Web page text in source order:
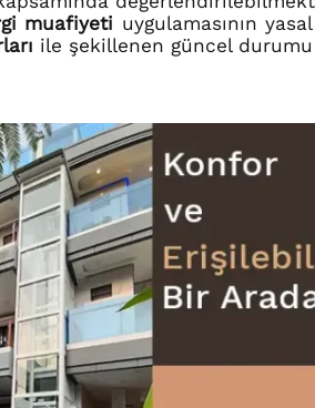
muafiyeti uygulamasının
ile şekillenen güncel